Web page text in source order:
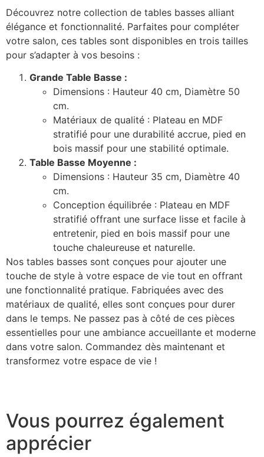
Découvrez notre collection de tables basses alliant
élégance et fonctionnalité. Parfaites pour compléter
votre salon, ces tables sont disponibles en trois tailles
pour s’adapter à vos besoins :
Grande Table Basse :
Dimensions : Hauteur 40 cm, Diamètre 50
cm.
Matériaux de qualité : Plateau en MDF
stratifié pour une durabilité accrue, pied en
bois massif pour une stabilité optimale.
Table Basse Moyenne :
Dimensions : Hauteur 35 cm, Diamètre 40
cm.
Conception équilibrée : Plateau en MDF
stratifié offrant une surface lisse et facile à
entretenir, pied en bois massif pour une
touche chaleureuse et naturelle.
Nos tables basses sont conçues pour ajouter une
touche de style à votre espace de vie tout en offrant
une fonctionnalité pratique. Fabriquées avec des
matériaux de qualité, elles sont conçues pour durer
dans le temps. Ne passez pas à côté de ces pièces
essentielles pour une ambiance accueillante et moderne
dans votre salon. Commandez dès maintenant et
transformez votre espace de vie !
Vous pourrez également
apprécier